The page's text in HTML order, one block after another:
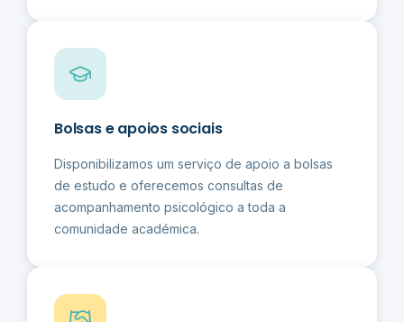
Bolsas e apoios sociais
Disponibilizamos um serviço de apoio a bolsas
de estudo e oferecemos consultas de
acompanhamento psicológico a toda a
comunidade académica.